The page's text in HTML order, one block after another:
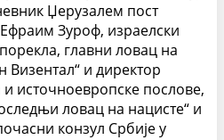
Џерузалем пост
Зуроф, израелски
главни ловац на
Визентал“ и директор
источноевропске послове,
ловац на нацисте“ и
конзул Србије у